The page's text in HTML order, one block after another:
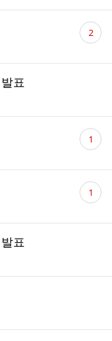
댓
글 2
표
댓
글 1
댓
글 1
표